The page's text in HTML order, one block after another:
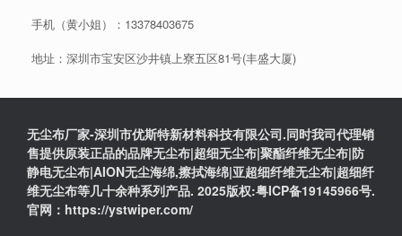
手机（黄小姐）： 13378403675
地址：深圳市宝安区沙井镇上寮五区81号(丰盛大厦)
无尘布厂家-深圳市优斯特新材料科技有限公司.同时我司代理销
售提供原装正品的品牌无尘布|超细无尘布|聚酯纤维无尘布|防
静电无尘布|AION无尘海绵,擦拭海绵|亚超细纤维无尘布|超细纤
维无尘布等几十余种系列产品. 2025版权:粤ICP备19145966号.
官网：https://ystwiper.com/